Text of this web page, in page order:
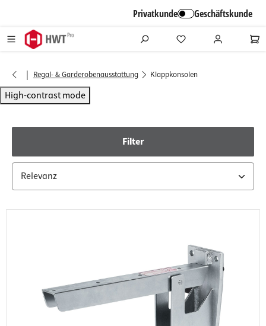
Privatkunde Geschäftskunde
| Regal- & Garderobenausstattung Klappkonsolen
High-contrast mode
Filter